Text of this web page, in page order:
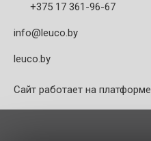
+375 17 361-96-67
info@leuco.by
leuco.by
Сайт работает на платформе